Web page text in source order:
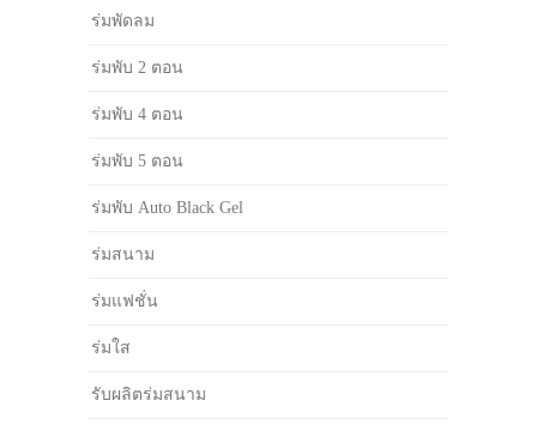
ร่มพัดลม
ร่มพับ 2 ตอน
ร่มพับ 4 ตอน
ร่มพับ 5 ตอน
ร่มพับ Auto Black Gel
ร่มสนาม
ร่มแฟชั่น
ร่มใส
รับผลิตร่มสนาม